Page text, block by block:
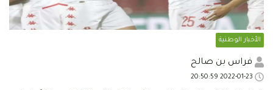
الأخبار الوطنية
فراس بن صالح